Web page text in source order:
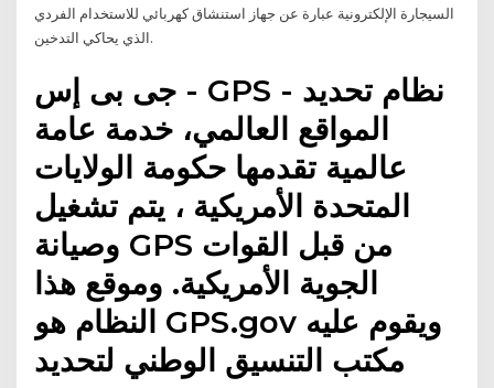
السيجارة الإلكترونية عبارة عن جهاز استنشاق كهربائي للاستخدام الفردي
الذي يحاكي التدخين.
جى بى إس - GPS - نظام تحديد
المواقع العالمي، خدمة عامة
عالمية تقدمها حكومة الولايات
المتحدة الأمريكية ، يتم تشغيل
وصيانة GPS من قبل القوات
الجوية الأمريكية. وموقع هذا
النظام هو GPS.gov ويقوم عليه
مكتب التنسيق الوطني لتحديد